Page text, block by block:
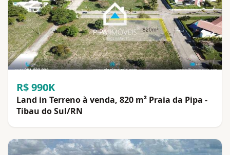
R$ 990K
Land in Terreno à venda, 820 m² Praia da Pipa -
Tibau do Sul/RN